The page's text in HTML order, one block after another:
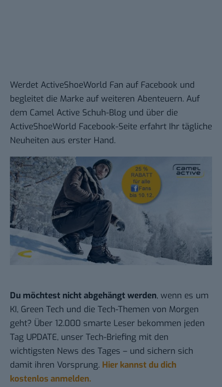
Werdet ActiveShoeWorld Fan auf Facebook und
begleitet die Marke auf weiteren Abenteuern. Auf
dem Camel Active Schuh-Blog und über die
ActiveShoeWorld Facebook-Seite erfahrt Ihr tägliche
Neuheiten aus erster Hand.
Du möchtest nicht abgehängt werden, wenn es um
KI, Green Tech und die Tech-Themen von Morgen
geht? Über 12.000 smarte Leser bekommen jeden
Tag UPDATE, unser Tech-Briefing mit den
wichtigsten News des Tages – und sichern sich
damit ihren Vorsprung. Hier kannst du dich
kostenlos anmelden.